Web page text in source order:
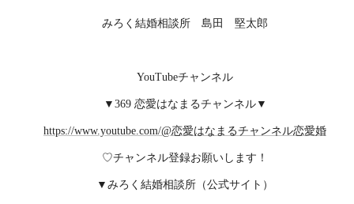
みろく結婚相談所 島田 堅太郎
YouTubeチャンネル
▼369 恋愛はなまるチャンネル▼
https://www.youtube.com/@恋愛はなまるチャンネル恋愛婚
♡チャンネル登録お願いします！
▼みろく結婚相談所（公式サイト）